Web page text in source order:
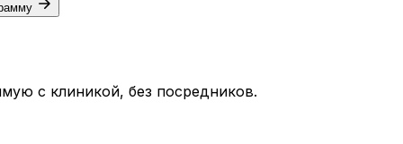
с клиникой, без посредников.